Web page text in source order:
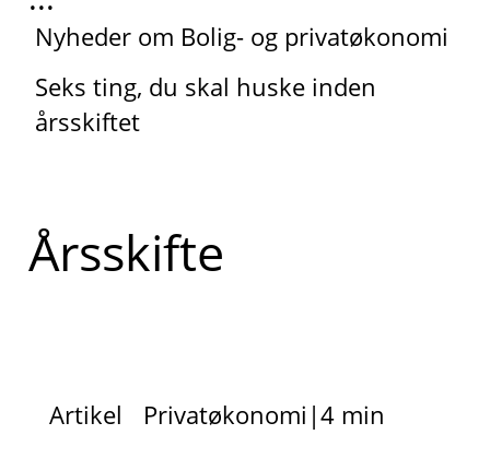
Nyheder om Bolig- og privatøkonomi
Seks ting, du skal huske inden
årsskiftet
Årsskifte
Artikel Privatøkonomi |4 min